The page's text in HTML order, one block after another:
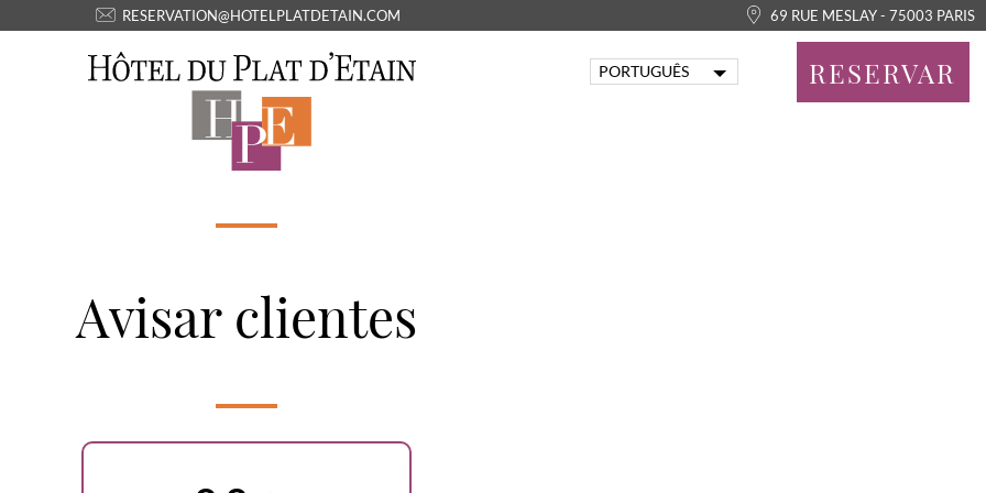
RESERVATION@HOTELPLATDETAIN.COM 69 RUE MESLAY - 75003 PARIS
PORTUGUÊS
RESERVAR
Avisar clientes